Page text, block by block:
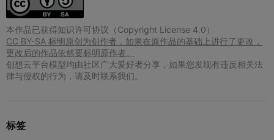
本作品已获得知识许可协议（Copyright License 4.0）
CC BY-SA 标明原创为创作者，如果在原作品的基础上进行了更改，
更改后的作品依然要标明原作者。
创想云平台模型均由社区广大爱好者分享，如果您发现有违反相关法
律与侵权的行为，请及时联系我们。
标签